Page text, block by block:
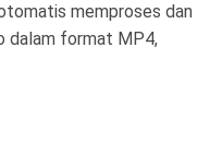
memproses dan
dalam format MP4,